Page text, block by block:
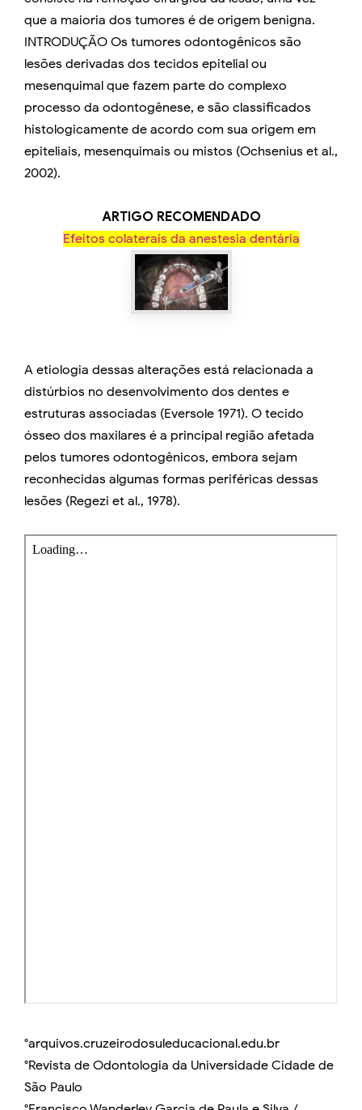
que a maioria dos tumores é de origem benigna.
INTRODUÇÃO Os tumores odontogênicos são
lesões derivadas dos tecidos epitelial ou
mesenquimal que fazem parte do complexo
processo da odontogênese, e são classificados
histologicamente de acordo com sua origem em
epiteliais, mesenquimais ou mistos (Ochsenius et al.,
2002).
ARTIGO RECOMENDADO
Efeitos colaterais da anestesia dentária
A etiologia dessas alterações está relacionada a
distúrbios no desenvolvimento dos dentes e
estruturas associadas (Eversole 1971). O tecido
ósseo dos maxilares é a principal região afetada
pelos tumores odontogênicos, embora sejam
reconhecidas algumas formas periféricas dessas
lesões (Regezi et al., 1978).
°arquivos.cruzeirodosuleducacional.edu.br
°Revista de Odontologia da Universidade Cidade de
São Paulo